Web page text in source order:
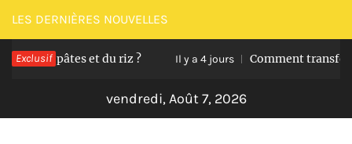
Passer
au
contenu
LES DERNIÈRES NOUVELLES
Exclusif
pâtes et du riz ? Il y a 4 jours Comment transformer
vendredi, Août 7, 2026